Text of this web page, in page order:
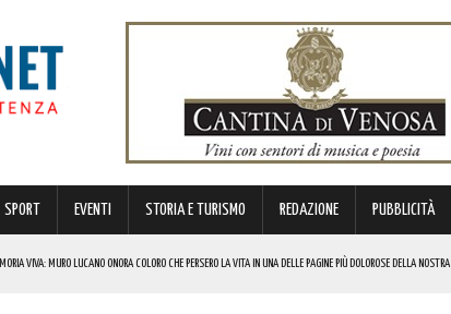
SPORT EVENTI STORIA E TURISMO REDAZIONE PUBBLICITÀ
VIVA: MURO LUCANO ONORA COLORO CHE PERSERO LA VITA IN UNA DELLE PAGINE PIÙ DOLOROSE DELLA NOSTRA